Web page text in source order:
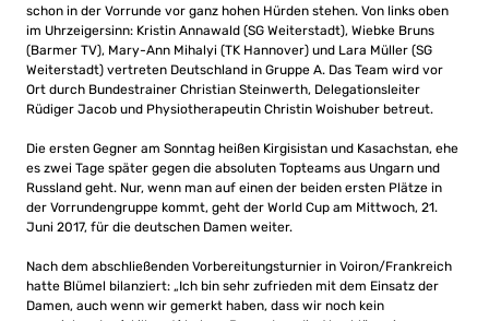
schon in der Vorrunde vor ganz hohen Hürden stehen. Von links oben
im Uhrzeigersinn: Kristin Annawald (SG Weiterstadt), Wiebke Bruns
(Barmer TV), Mary-Ann Mihalyi (TK Hannover) und Lara Müller (SG
Weiterstadt) vertreten Deutschland in Gruppe A. Das Team wird vor
Ort durch Bundestrainer Christian Steinwerth, Delegationsleiter
Rüdiger Jacob und Physiotherapeutin Christin Woishuber betreut.
Die ersten Gegner am Sonntag heißen Kirgisistan und Kasachstan, ehe
es zwei Tage später gegen die absoluten Topteams aus Ungarn und
Russland geht. Nur, wenn man auf einen der beiden ersten Plätze in
der Vorrundengruppe kommt, geht der World Cup am Mittwoch, 21.
Juni 2017, für die deutschen Damen weiter.
Nach dem abschließenden Vorbereitungsturnier in Voiron/Frankreich
hatte Blümel bilanziert: „Ich bin sehr zufrieden mit dem Einsatz der
Damen, auch wenn wir gemerkt haben, dass wir noch kein